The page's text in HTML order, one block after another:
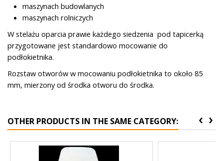
maszynach budowlanych
maszynach rolniczych
W stelażu oparcia prawie każdego siedzenia pod tapicerką
przygotowane jest standardowo mocowanie do
podłokietnika.
Rozstaw otworów w mocowaniu podłokietnika to około 85
mm, mierzony od środka otworu do środka.
OTHER PRODUCTS IN THE SAME CATEGORY: ‹ ›